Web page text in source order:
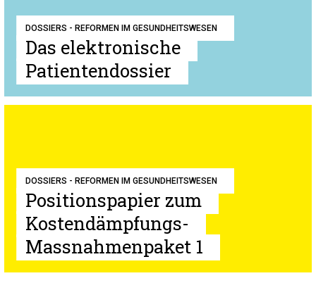
DOSSIERS - REFORMEN IM GESUNDHEITSWESEN
Das elektronische
Patientendossier
DOSSIERS - REFORMEN IM GESUNDHEITSWESEN
Positionspapier zum
Kostendämpfungs-
Massnahmenpaket 1